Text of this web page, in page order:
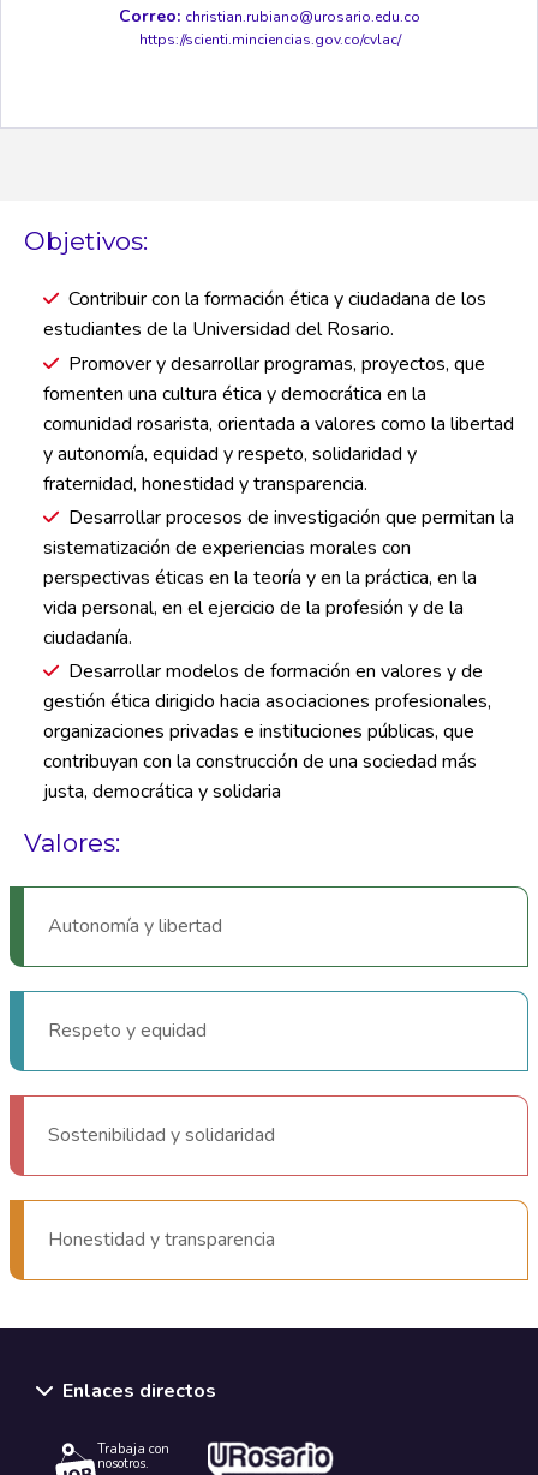
Correo: christian.rubiano@urosario.edu.co
https://scienti.minciencias.gov.co/cvlac/
Objetivos:
Contribuir con la formación ética y ciudadana de los
estudiantes de la Universidad del Rosario.
Promover y desarrollar programas, proyectos, que
fomenten una cultura ética y democrática en la
comunidad rosarista, orientada a valores como la libertad
y autonomía, equidad y respeto, solidaridad y
fraternidad, honestidad y transparencia.
Desarrollar procesos de investigación que permitan la
sistematización de experiencias morales con
perspectivas éticas en la teoría y en la práctica, en la
vida personal, en el ejercicio de la profesión y de la
ciudadanía.
Desarrollar modelos de formación en valores y de
gestión ética dirigido hacia asociaciones profesionales,
organizaciones privadas e instituciones públicas, que
contribuyan con la construcción de una sociedad más
justa, democrática y solidaria
Valores:
Autonomía y libertad
Respeto y equidad
Sostenibilidad y solidaridad
Honestidad y transparencia
Enlaces directos
Trabaja con
nosotros.